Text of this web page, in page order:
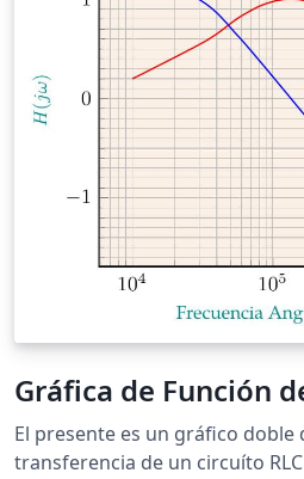
Gráfica de Función
El presente es un gráfico doble
transferencia de un circuíto